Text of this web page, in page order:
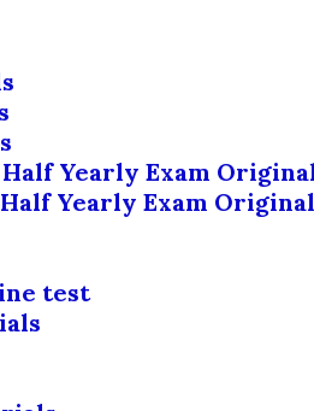
Yearly Exam
Yearly Exam
test